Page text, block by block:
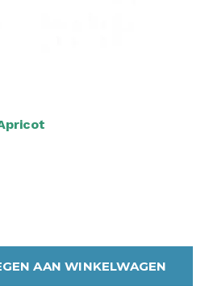
AAN WINKELWAGEN